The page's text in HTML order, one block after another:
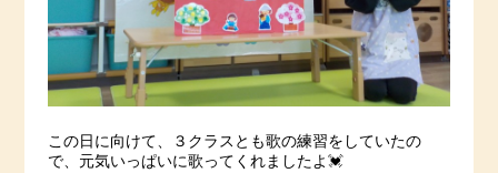
この日に向けて、３クラスとも歌の練習をしていたの
で、元気いっぱいに歌ってくれましたよ💓